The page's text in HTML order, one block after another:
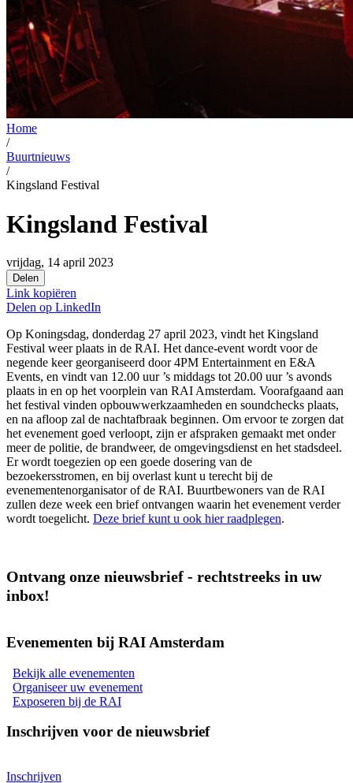
Home
/
Buurtnieuws
/
Kingsland Festival
Kingsland Festival
vrijdag, 14 april 2023
Delen
Link kopiëren
Delen op LinkedIn
Op Koningsdag, donderdag 27 april 2023, vindt het Kingsland
Festival weer plaats in de RAI. Het dance-event wordt voor de
negende keer georganiseerd door 4PM Entertainment en E&A
Events, en vindt van 12.00 uur ’s middags tot 20.00 uur ’s avonds
plaats in en op het voorplein van RAI Amsterdam. Voorafgaand aan
het festival vinden opbouwwerkzaamheden en soundchecks plaats,
en na afloop zal de nachtafbraak beginnen. Om ervoor te zorgen dat
het evenement goed verloopt, zijn er afspraken gemaakt met onder
meer de politie, de brandweer, de omgevingsdienst en het stadsdeel.
Er wordt toegezien op een goede dosering van de
bezoekersstromen, en bij overlast kunt u terecht bij de
evenementenorganisator of de RAI. Buurtbewoners van de RAI
zullen deze week een brief ontvangen waarin het evenement verder
wordt toegelicht. Deze brief kunt u ook hier raadplegen.
Ontvang onze nieuwsbrief - rechtstreeks in uw
inbox!
Evenementen bij RAI Amsterdam
Bekijk alle evenementen
Organiseer uw evenement
Exposeren bij de RAI
Inschrijven voor de nieuwsbrief
Inschrijven